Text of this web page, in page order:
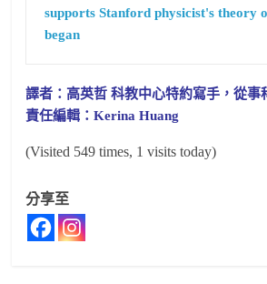
supports Stanford physicist's theory
began
譯者：高英哲 科教中心特約寫手，從事
責任編輯：Kerina Huang
(Visited 549 times, 1 visits today)
分享至